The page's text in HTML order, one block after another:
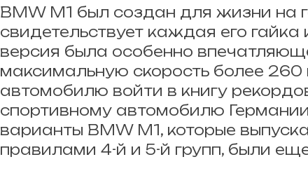
BMW M1 был создан для жизни на
свидетельствует каждая его
версия была особенно
максимальную скорость более 260
автомобилю войти в книгу
спортивному автомобилю
варианты BMW M1, которые
правилами 4-й и 5-й групп, были